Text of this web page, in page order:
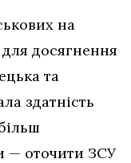
на
досягнення
та
здатність
— оточити ЗСУ